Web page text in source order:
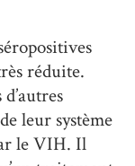
réduite.
leur système
le VIH. Il